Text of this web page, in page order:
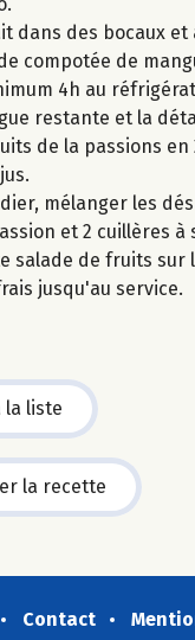
dans des bocaux et
compotée de
4h au
restante et la
de la passions
mélanger les
et 2 cuillères à
salade de fruits sur
jusqu'au service.
la liste
la recette
Contact